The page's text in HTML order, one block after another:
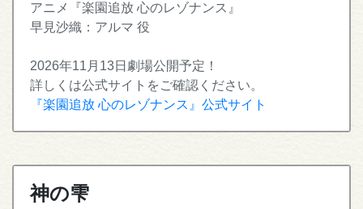
アニメ『楽園追放 心のレゾナンス』
早見沙織：アルマ 役
2026年11月13日劇場公開予定！
詳しくは公式サイトをご確認ください。
『楽園追放 心のレゾナンス』公式サイト
神の雫